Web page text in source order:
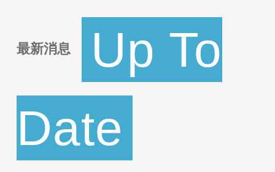
最新消息
Up To
Date